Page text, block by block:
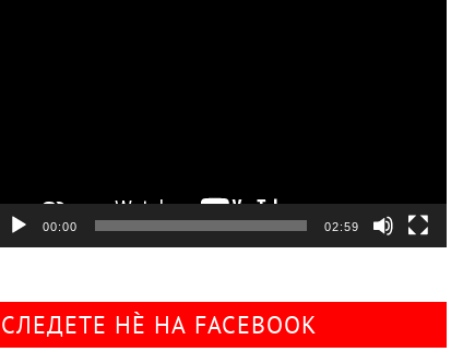
00:00 02:59
СЛЕДЕТЕ НÈ НА FACEBOOK